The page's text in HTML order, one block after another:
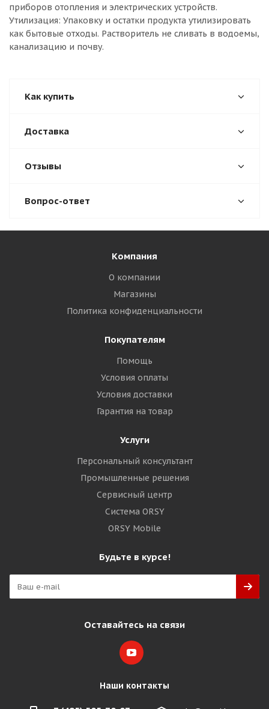
приборов отопления и электрических устройств.
Утилизация: Упаковку и остатки продукта утилизировать
как бытовые отходы. Растворитель не сливать в водоемы,
канализацию и почву.
Как купить
Доставка
Отзывы
Вопрос-ответ
Компания
О компании
Магазины
Политика конфиденциальности
Покупателям
Помощь
Условия оплаты
Условия доставки
Гарантия на товар
Услуги
Персональный консультант
Промышленные решения
Сервисный центр
Система ORSY
ORSY Mobile
Будьте в курсе!
Оставайтесь на связи
Наши контакты